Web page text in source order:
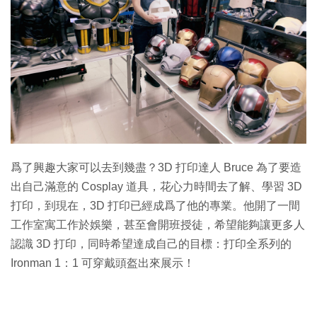
Enterprise Digital Transformation
特集
爲了興趣大家可以去到幾盡？3D 打印達人 Bruce 為了要造
出自己滿意的 Cosplay 道具，花心力時間去了解、學習 3D
打印，到現在，3D 打印已經成爲了他的專業。他開了一間
工作室寓工作於娛樂，甚至會開班授徒，希望能夠讓更多人
認識 3D 打印，同時希望達成自己的目標：打印全系列的
Ironman 1：1 可穿戴頭盔出來展示！